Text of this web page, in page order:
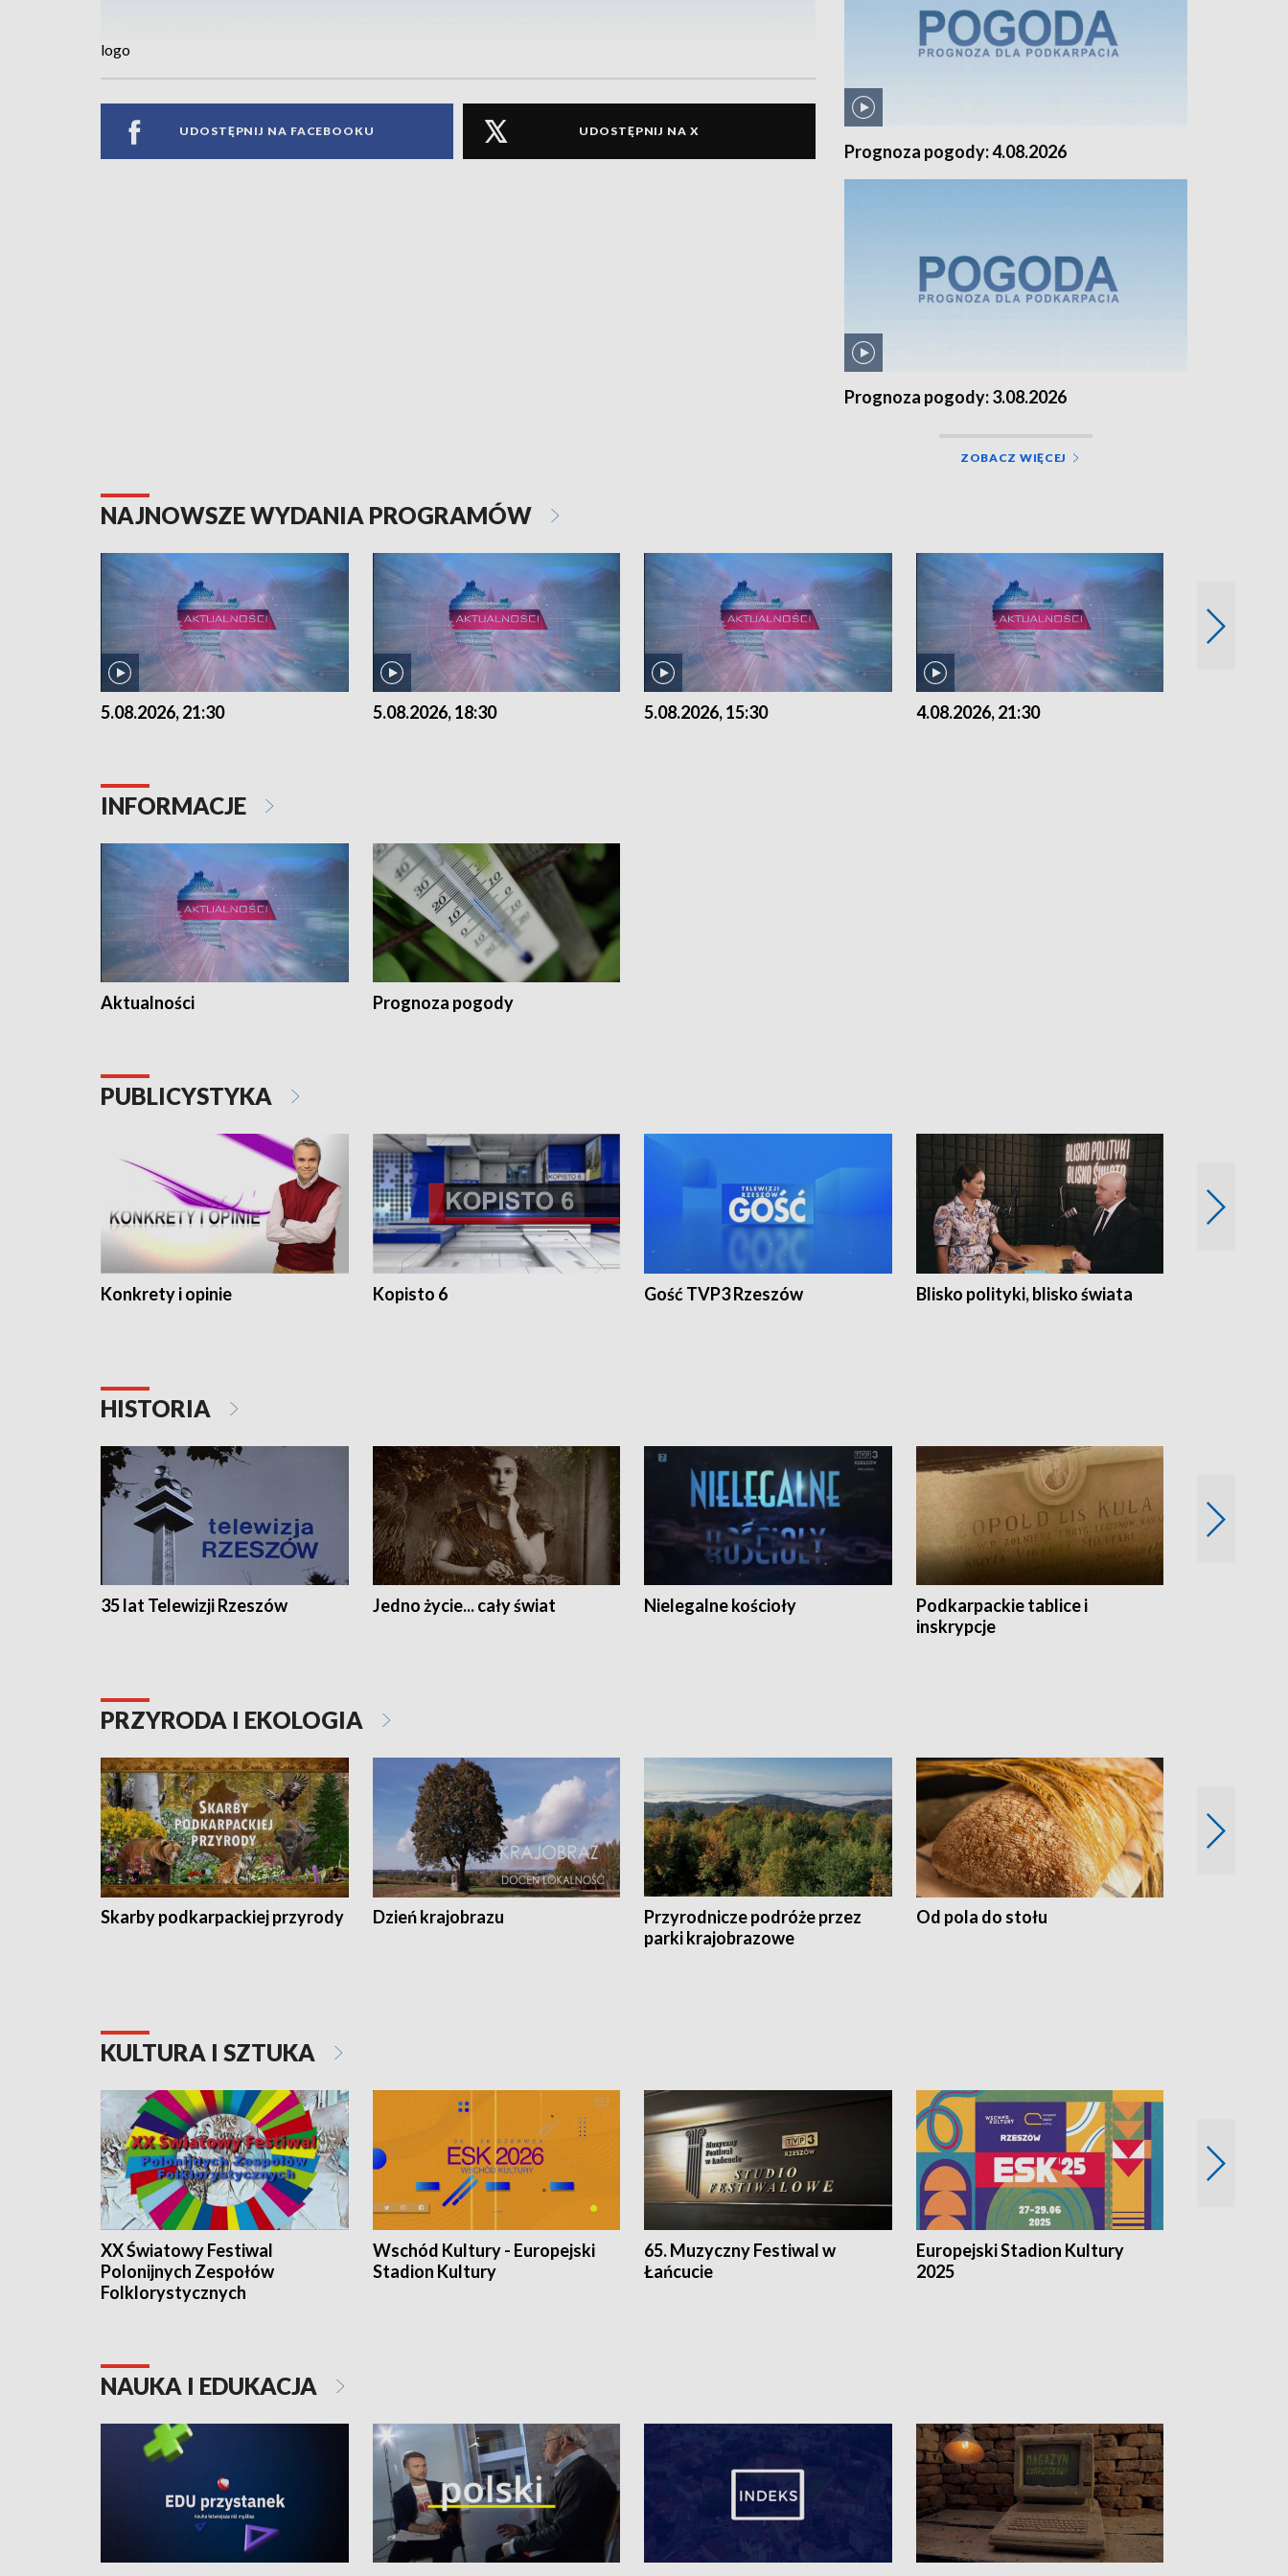
logo
UDOSTĘPNIJ NA FACEBOOKU UDOSTĘPNIJ NA X
Prognoza pogody: 4.08.2026
Prognoza pogody: 3.08.2026
ZOBACZ WIĘCEJ
NAJNOWSZE WYDANIA PROGRAMÓW
5.08.2026, 21:30 5.08.2026, 18:30 5.08.2026, 15:30 4.08.2026, 21:30
INFORMACJE
Aktualności Prognoza pogody
PUBLICYSTYKA
Konkrety i opinie Kopisto 6 Gość TVP3 Rzeszów Blisko polityki, blisko świata
HISTORIA
35 lat Telewizji Rzeszów Jedno życie... cały świat Nielegalne kościoły
Podkarpackie tablice i
inskrypcje
PRZYRODA I EKOLOGIA
Skarby podkarpackiej przyrody Dzień krajobrazu
Przyrodnicze podróże przez
parki krajobrazowe
Od pola do stołu
KULTURA I SZTUKA
XX Światowy Festiwal
Polonijnych Zespołów
Folklorystycznych
Wschód Kultury - Europejski
Stadion Kultury
65. Muzyczny Festiwal w
Łańcucie
Europejski Stadion Kultury
2025
NAUKA I EDUKACJA